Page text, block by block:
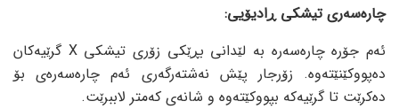
چارەسەری تیشكی ڕادیۆیی:
ئەم جۆرە چارەسەرە بە لێدانی بڕێکی زۆری تیشکی X گرێیەکان
دەپووکێنێتەوە. زۆرجار پێش نەشتەرگەری ئەم چارەسەرەی بۆ
دەکرێت تا گرێیەکە بپووکێتەوە و شانەی کەمتر لاببرێت.